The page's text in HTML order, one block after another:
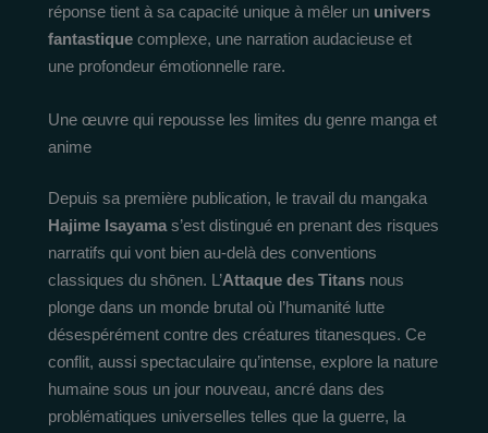
réponse tient à sa capacité unique à mêler un univers
fantastique complexe, une narration audacieuse et
une profondeur émotionnelle rare.
Une œuvre qui repousse les limites du genre manga et
anime
Depuis sa première publication, le travail du mangaka
Hajime Isayamas’est distingué en prenant des risques
narratifs qui vont bien au-delà des conventions
classiques du shōnen. L’Attaque des Titans nous
plonge dans un monde brutal où l’humanité lutte
désespérément contre des créatures titanesques. Ce
conflit, aussi spectaculaire qu’intense, explore la nature
humaine sous un jour nouveau, ancré dans des
problématiques universelles telles que la guerre, la